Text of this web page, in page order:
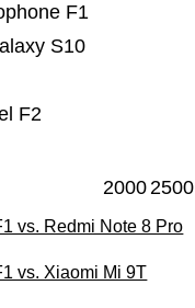
F2
S10
F1
20002500
vs. Redmi Note 8 Pro
vs. Xiaomi Mi 9T